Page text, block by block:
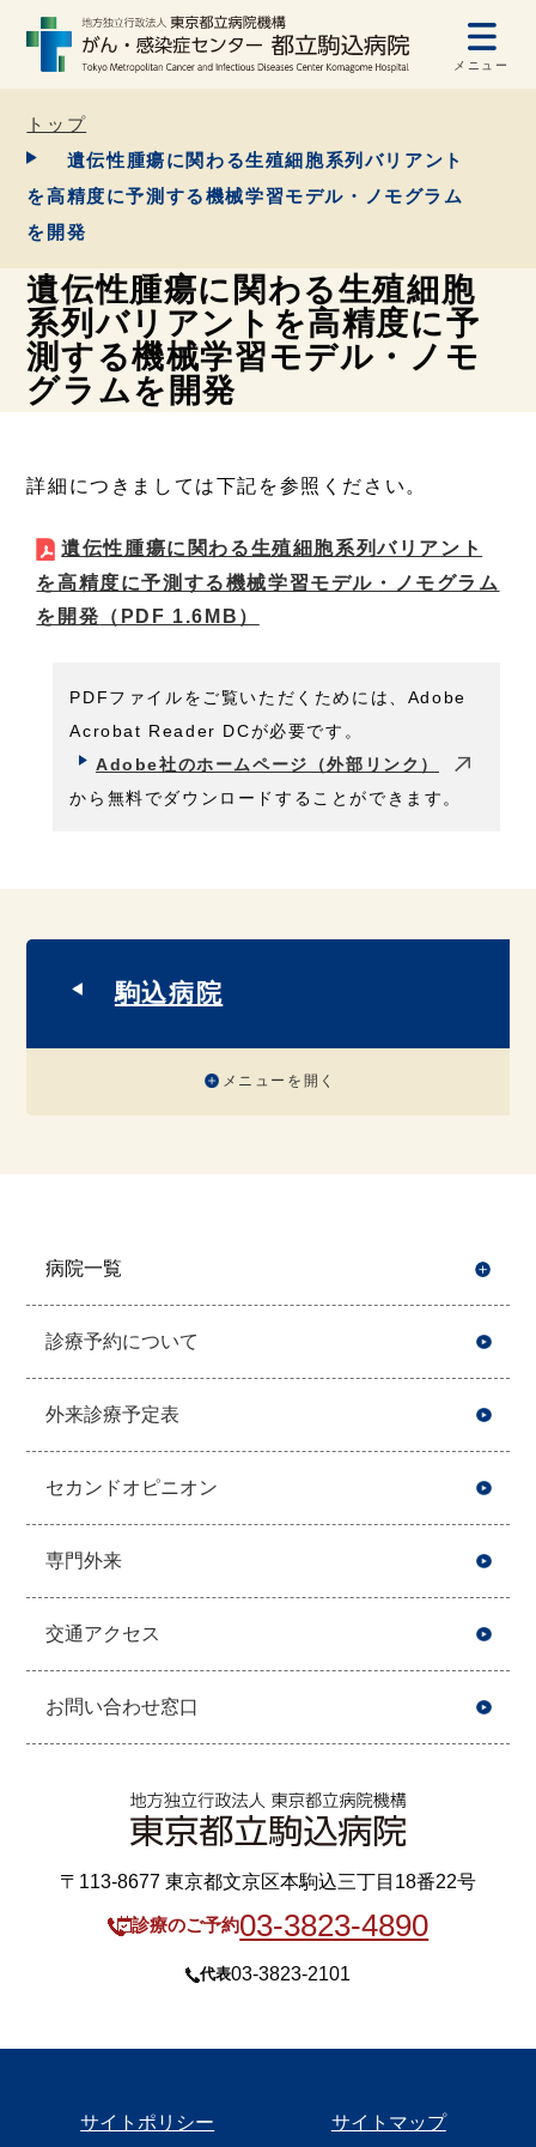
メニュー
トップ
遺伝性腫瘍に関わる生殖細胞系列バリアント
を高精度に予測する機械学習モデル・ノモグラム
を開発
遺伝性腫瘍に関わる生殖細胞
系列バリアントを高精度に予
測する機械学習モデル・ノモ
グラムを開発
詳細につきましては下記を参照ください。
遺伝性腫瘍に関わる生殖細胞系列バリアント
を高精度に予測する機械学習モデル・ノモグラム
を開発 （PDF 1.6MB）
PDFファイルをご覧いただくためには、Adobe
Acrobat Reader DCが必要です。
Adobe社のホームページ（外部リンク）
から無料でダウンロードすることができます。
駒込病院
メニューを開く
病院一覧
診療予約について
外来診療予定表
セカンドオピニオン
専門外来
交通アクセス
お問い合わせ窓口
〒113-8677 東京都文京区本駒込三丁目18番22号
診療のご予約03-3823-4890
代表03-3823-2101
サイトポリシー サイトマップ